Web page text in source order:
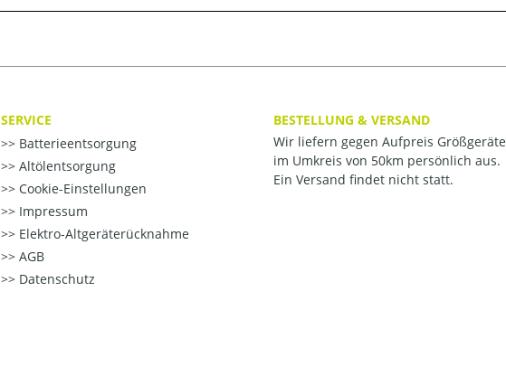
SERVICE
Batterieentsorgung
Altölentsorgung
Cookie-Einstellungen
Impressum
Elektro-Altgeräterücknahme
AGB
Datenschutz
BESTELLUNG & VERSAND
Wir liefern gegen Aufpreis Größgeräte
im Umkreis von 50km persönlich aus.
Ein Versand findet nicht statt.